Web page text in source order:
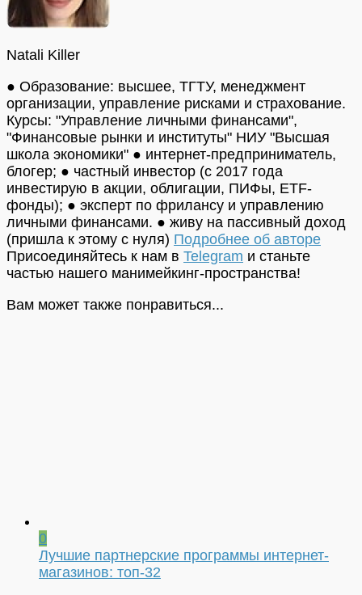
Natali Killer
● Образование: высшее, ТГТУ, менеджмент
организации, управление рисками и страхование.
Курсы: "Управление личными финансами",
"Финансовые рынки и институты" НИУ "Высшая
школа экономики" ● интернет-предприниматель,
блогер; ● частный инвестор (с 2017 года
инвестирую в акции, облигации, ПИФы, ETF-
фонды); ● эксперт по фрилансу и управлению
личными финансами. ● живу на пассивный доход
(пришла к этому с нуля) Подробнее об авторе
Присоединяйтесь к нам в Telegram и станьте
частью нашего манимейкинг-пространства!
Вам может также понравиться...
0
Лучшие партнерские программы интернет-
магазинов: топ-32